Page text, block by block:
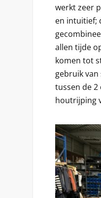
werkt zeer
en intuitief;
allen tijde
komen tot
gebruik
tussen de 2
houtrijping